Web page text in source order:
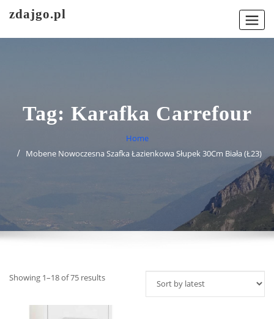
zdajgo.pl
Tag: Karafka Carrefour
Home
Mobene Nowoczesna Szafka Łazienkowa Słupek 30Cm Biała (Ł23)
Showing 1–18 of 75 results